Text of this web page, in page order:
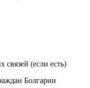
связей (если есть)
Болгарии